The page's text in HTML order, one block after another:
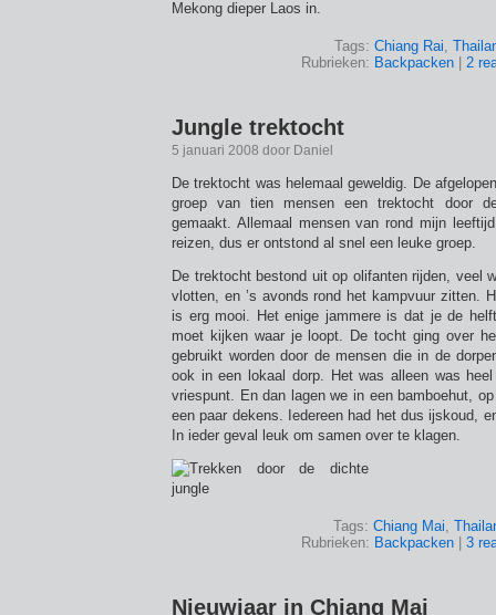
Mekong dieper Laos in.
Tags: Chiang Rai,
Rubrieken: Backpacken| 2
Jungle trektocht
5 januari 2008 door Daniel
De trektocht was helemaal geweldig. De
groep van tien mensen een trektocht door
gemaakt. Allemaal mensen van rond mijn
reizen, dus er ontstond al snel een leuke groep.
De trektocht bestond uit op olifanten rijden, veel
vlotten, en ’s avonds rond het kampvuur zitten.
is erg mooi. Het enige jammere is dat je de
moet kijken waar je loopt. De tocht ging over
gebruikt worden door de mensen die in de
ook in een lokaal dorp. Het was alleen was
vriespunt. En dan lagen we in een bamboehut,
een paar dekens. Iedereen had het dus ijskoud,
In ieder geval leuk om samen over te klagen.
Tags: Chiang Mai,
Rubrieken: Backpacken| 3
Nieuwjaar in Chiang Mai